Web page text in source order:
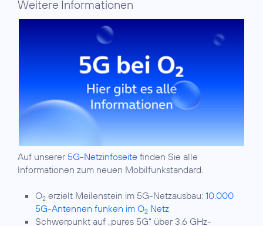
Weitere Informationen
Auf unserer 5G-Netzinfoseite finden Sie alle
Informationen zum neuen Mobilfunkstandard.
O2 erzielt Meilenstein im 5G-Netzausbau: 10.000
5G-Antennen funken im O2 Netz
Schwerpunkt auf „pures 5G“ über 3.6 GHz-